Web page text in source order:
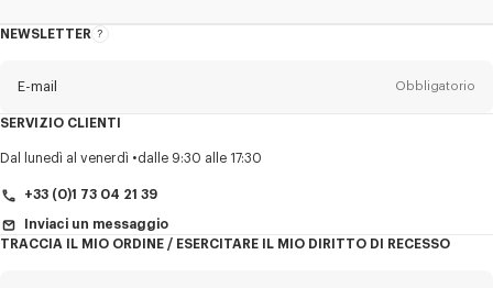
NEWSLETTER
Informazioni
E-mail Obbligatorio
TitoloObbligatorio
SERVIZIO CLIENTI
Dal lunedì al venerdì dalle 9:30 alle 17:30
+33 (0)1 73 04 21 39
Inviaci un messaggio
TRACCIA IL MIO ORDINE / ESERCITARE IL MIO DIRITTO DI RECESSO